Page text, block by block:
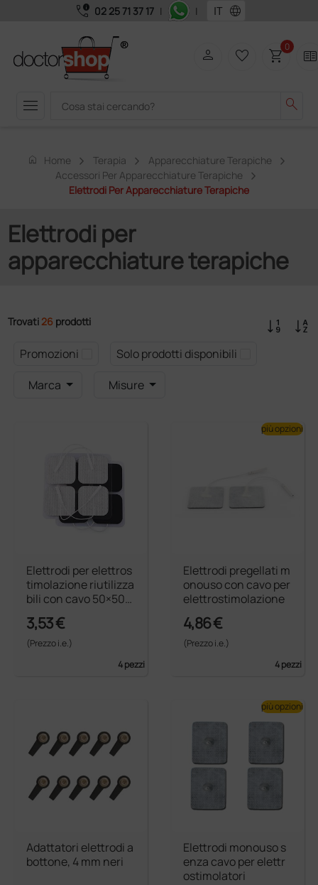
call_quality 02 25 71 37 17 | | language
menu search
person favorite_border shopping_cart0 two_pager
home Home Terapia
Apparecchiature Terapiche
Accessori Per Apparecchiature Terapiche
Elettrodi Per Apparecchiature Terapiche
Elettrodi per
apparecchiature terapiche
Trovati 26 prodotti
Promozioni
Solo prodotti disponibili
Marca
Misure
Elettrodi per elettros
timolazione riutilizza
bili con cavo 50×50
3,53 €
(Prezzo i.e.)
4 pezzi
Elettrodi pregellati m
onouso con cavo per
elettrostimolazione
4,86 €
(Prezzo i.e.)
4 pezzi
più opzioni
Adattatori elettrodi a
bottone, 4 mm neri
Elettrodi monouso s
enza cavo per elettr
ostimolatori
più opzioni